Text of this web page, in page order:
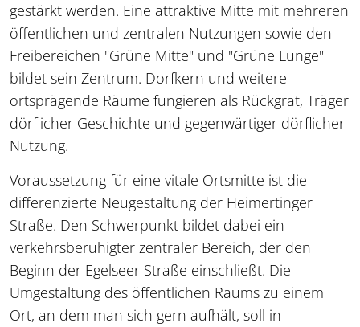
gestärkt werden. Eine attraktive Mitte mit mehreren
öffentlichen und zentralen Nutzungen sowie den
Freibereichen "Grüne Mitte" und "Grüne Lunge"
bildet sein Zentrum. Dorfkern und weitere
ortsprägende Räume fungieren als Rückgrat, Träger
dörflicher Geschichte und gegenwärtiger dörflicher
Nutzung.
Voraussetzung für eine vitale Ortsmitte ist die
differenzierte Neugestaltung der Heimertinger
Straße. Den Schwerpunkt bildet dabei ein
verkehrsberuhigter zentraler Bereich, der den
Beginn der Egelseer Straße einschließt. Die
Umgestaltung des öffentlichen Raums zu einem
Ort, an dem man sich gern aufhält, soll in